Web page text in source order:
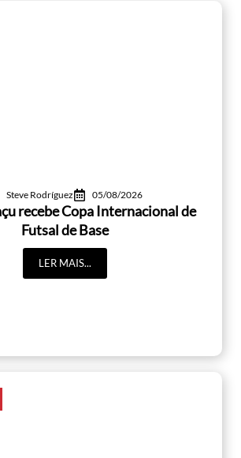
Steve Rodríguez 05/08/2026
recebe Copa Internacional de
Futsal de Base
LER MAIS...